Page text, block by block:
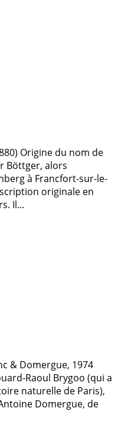
Origine du nom de
Böttger, alors
à Francfort-sur-le-
originale en
Il...
& Domergue, 1974
Raoul Brygoo (qui a
naturelle de Paris),
Domergue, de